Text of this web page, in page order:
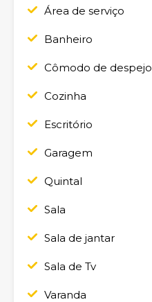
Área de serviço
Banheiro
Cômodo de despejo
Cozinha
Escritório
Garagem
Quintal
Sala
Sala de jantar
Sala de Tv
Varanda